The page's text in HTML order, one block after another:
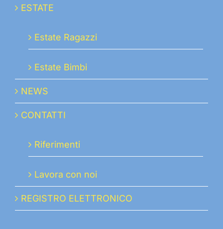
ESTATE
Estate Ragazzi
Estate Bimbi
NEWS
CONTATTI
Riferimenti
Lavora con noi
REGISTRO ELETTRONICO